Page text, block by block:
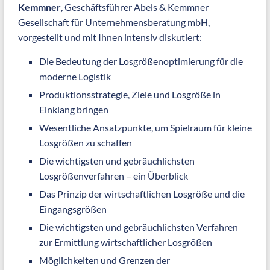
Kemmner, Geschäftsführer Abels & Kemmner
Gesellschaft für Unternehmensberatung mbH,
vorgestellt und mit Ihnen intensiv diskutiert:
Die Bedeutung der Losgrößenoptimierung für die
moderne Logistik
Produktionsstrategie, Ziele und Losgröße in
Einklang bringen
Wesentliche Ansatzpunkte, um Spielraum für kleine
Losgrößen zu schaffen
Die wichtigsten und gebräuchlichsten
Losgrößenverfahren – ein Überblick
Das Prinzip der wirtschaftlichen Losgröße und die
Eingangsgrößen
Die wichtigsten und gebräuchlichsten Verfahren
zur Ermittlung wirtschaftlicher Losgrößen
Möglichkeiten und Grenzen der